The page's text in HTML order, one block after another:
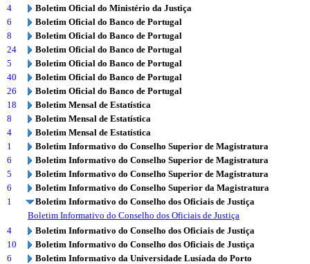
4
Boletim Oficial do Ministério da Justiça
6
Boletim Oficial do Banco de Portugal
8
Boletim Oficial do Banco de Portugal
24
Boletim Oficial do Banco de Portugal
5
Boletim Oficial do Banco de Portugal
40
Boletim Oficial do Banco de Portugal
26
Boletim Oficial do Banco de Portugal
18
Boletim Mensal de Estatística
8
Boletim Mensal de Estatística
4
Boletim Mensal de Estatística
1
Boletim Informativo do Conselho Superior de Magistratura
6
Boletim Informativo do Conselho Superior de Magistratura
5
Boletim Informativo do Conselho Superior de Magistratura
6
Boletim Informativo do Conselho Superior da Magistratura
1
Boletim Informativo do Conselho dos Oficiais de Justiça
Boletim Informativo do Conselho dos Oficiais de Justiça
4
Boletim Informativo do Conselho dos Oficiais de Justiça
10
Boletim Informativo do Conselho dos Oficiais de Justiça
6
Boletim Informativo da Universidade Lusíada do Porto